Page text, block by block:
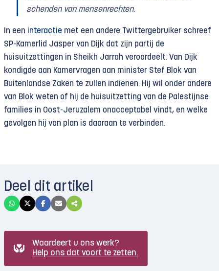
schenden van mensenrechten.
In een interactie met een andere Twittergebruiker schreef
SP-Kamerlid Jasper van Dijk dat zijn partij de
huisuitzettingen in Sheikh Jarrah veroordeelt. Van Dijk
kondigde aan Kamervragen aan minister Stef Blok van
Buitenlandse Zaken te zullen indienen. Hij wil onder andere
van Blok weten of hij de huisuitzetting van de Palestijnse
families in Oost-Jeruzalem onacceptabel vindt, en welke
gevolgen hij van plan is daaraan te verbinden.
Deel dit artikel
Waardeert u ons werk?
Help ons dat voort te zetten.